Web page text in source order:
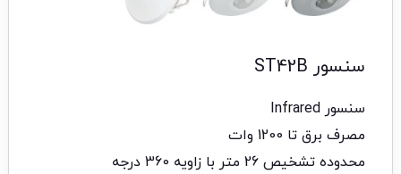
سنسور ST42B
سنسور Infrared
مصرف برق تا 1200 وات
محدوده تشخیص 26 متر با زاویه 360 درجه